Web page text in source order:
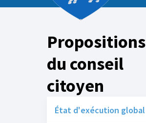
Propositions
du conseil
citoyen
État d'exécution global